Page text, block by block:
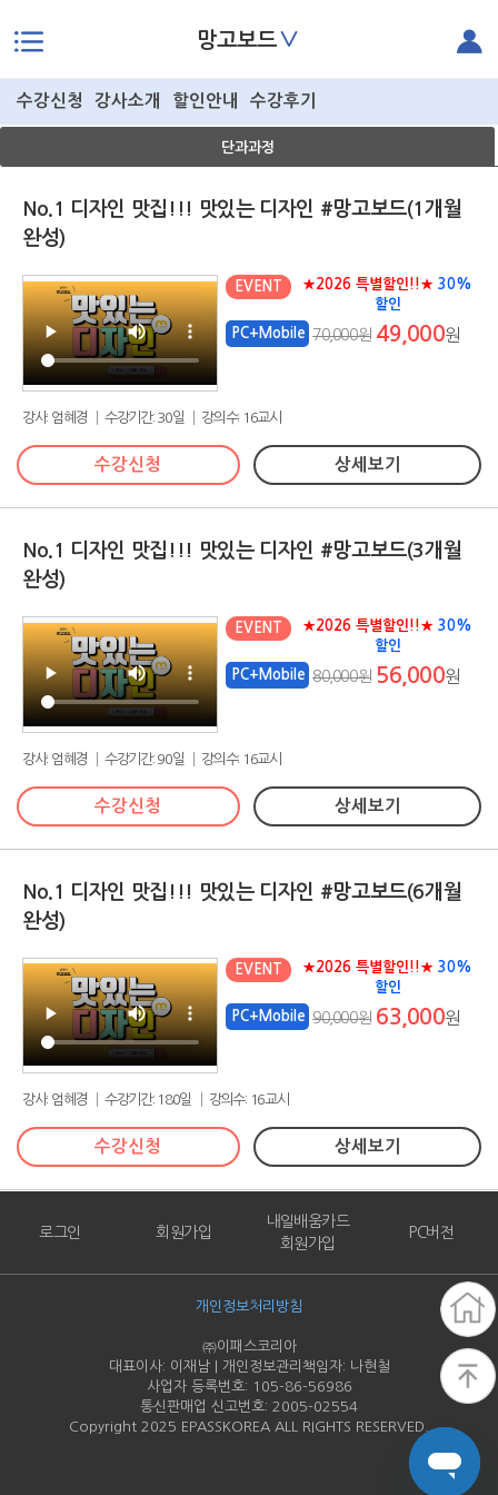
망고보드∨
수강신청 강사소개 할인안내 수강후기
단과과정
No.1 디자인 맛집!!! 맛있는 디자인 #망고보드(1개월
완성)
EVENT ★2026 특별할인!!★ 30%
할인
PC+Mobile 70,000원 49,000원
강사: 엄혜경 │ 수강기간: 30일 │ 강의수: 16교시
수강신청 상세보기
No.1 디자인 맛집!!! 맛있는 디자인 #망고보드(3개월
완성)
EVENT ★2026 특별할인!!★ 30%
할인
PC+Mobile 80,000원 56,000원
강사: 엄혜경 │ 수강기간: 90일 │ 강의수: 16교시
수강신청 상세보기
No.1 디자인 맛집!!! 맛있는 디자인 #망고보드(6개월
완성)
EVENT ★2026 특별할인!!★ 30%
할인
PC+Mobile 90,000원 63,000원
강사: 엄혜경 │ 수강기간: 180일 │ 강의수: 16교시
수강신청 상세보기
로그인 회원가입
내일배움카드
회원가입
PC버전
개인정보처리방침
㈜이패스코리아
대표이사: 이재남 | 개인정보관리책임자: 나현철
사업자 등록번호: 105-86-56986
통신판매업 신고번호: 2005-02554
Copyright 2025 EPASSKOREA ALL RIGHTS RESERVED.